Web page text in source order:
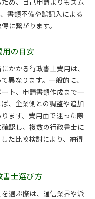
め、自己申請よりもスム
書類不備や誤記入による
に繋がります。
用の目安
かかる行政書士費用は、
異なります。一般的に、
ト、申請書類作成まで一
、企業側との調整や追加
ます。費用面で迷った際
認し、複数の行政書士に
た比較検討により、納得
書士選び方
選ぶ際は、通信業界や派